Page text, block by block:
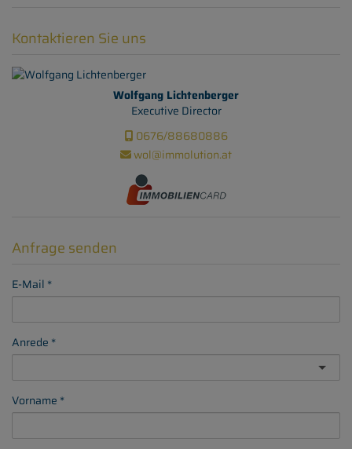
Kontaktieren Sie uns
Wolfgang Lichtenberger
Executive Director
0676/88680886
wol@immolution.at
Anfrage senden
E-Mail
Anrede
Vorname